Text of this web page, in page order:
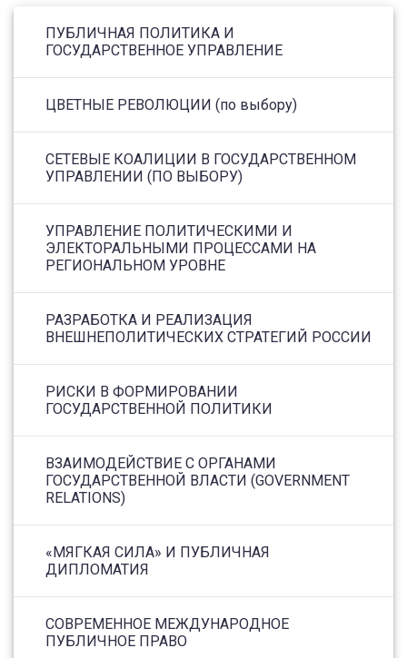
ПУБЛИЧНАЯ ПОЛИТИКА И
ГОСУДАРСТВЕННОЕ УПРАВЛЕНИЕ
ЦВЕТНЫЕ РЕВОЛЮЦИИ (по выбору)
СЕТЕВЫЕ КОАЛИЦИИ В ГОСУДАРСТВЕННОМ
УПРАВЛЕНИИ (ПО ВЫБОРУ)
УПРАВЛЕНИЕ ПОЛИТИЧЕСКИМИ И
ЭЛЕКТОРАЛЬНЫМИ ПРОЦЕССАМИ НА
РЕГИОНАЛЬНОМ УРОВНЕ
РАЗРАБОТКА И РЕАЛИЗАЦИЯ
ВНЕШНЕПОЛИТИЧЕСКИХ СТРАТЕГИЙ РОССИИ
РИСКИ В ФОРМИРОВАНИИ
ГОСУДАРСТВЕННОЙ ПОЛИТИКИ
ВЗАИМОДЕЙСТВИЕ С ОРГАНАМИ
ГОСУДАРСТВЕННОЙ ВЛАСТИ (GOVERNMENT
RELATIONS)
«МЯГКАЯ СИЛА» И ПУБЛИЧНАЯ
ДИПЛОМАТИЯ
СОВРЕМЕННОЕ МЕЖДУНАРОДНОЕ
ПУБЛИЧНОЕ ПРАВО